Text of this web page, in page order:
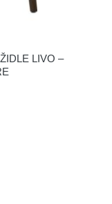
LIVO –